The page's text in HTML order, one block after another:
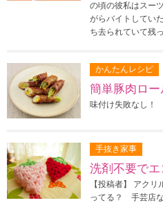
の頃の彼私はスー
がらバイトしてい
ち去られていて残
かんたんレシピ
簡単豚肉ロー
味付け失敗なし！
手抜き家事
洗剤不要で
【投稿者】 アク
ってる？ 手芸店